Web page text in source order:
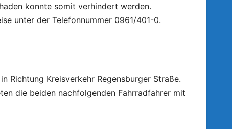
konnte somit verhindert werden.
unter der Telefonnummer 0961/401-0.
Richtung Kreisverkehr Regensburger Straße.
die beiden nachfolgenden Fahrradfahrer mit